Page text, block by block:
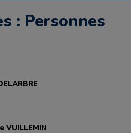
: Personnes
VUILLEMIN